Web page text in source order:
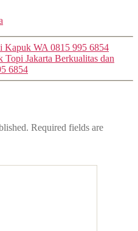
Kapuk WA 0815 995 6854
Topi Jakarta Berkualitas dan
6854
Required fields are